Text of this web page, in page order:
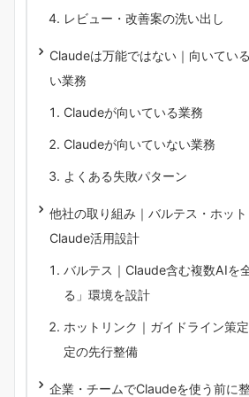
レビュー・改善案の洗い出し
Claudeは万能ではない｜向いてい
い業務
Claudeが向いている業務
Claudeが向いていない業務
よくある失敗パターン
他社の取り組み｜バルテス・ホッ
Claude活用設計
バルテス｜Claude含む複数AIを
る」環境を設計
ホットリンク｜ガイドライン策
定の先行整備
企業・チームでClaudeを使う前に